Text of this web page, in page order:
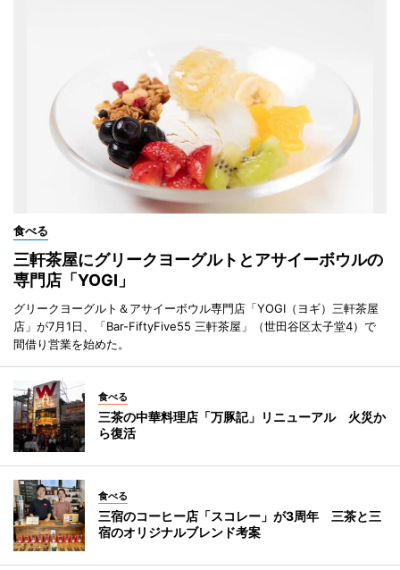
食べる
三軒茶屋にグリークヨーグルトとアサイーボウルの
専門店「YOGI」
グリークヨーグルト＆アサイーボウル専門店「YOGI（ヨギ）三軒茶屋
店」が7月1日、「Bar-FiftyFive55 三軒茶屋」（世田谷区太子堂4）で
間借り営業を始めた。
食べる
三茶の中華料理店「万豚記」リニューアル 火災か
ら復活
食べる
三宿のコーヒー店「スコレー」が3周年 三茶と三
宿のオリジナルブレンド考案